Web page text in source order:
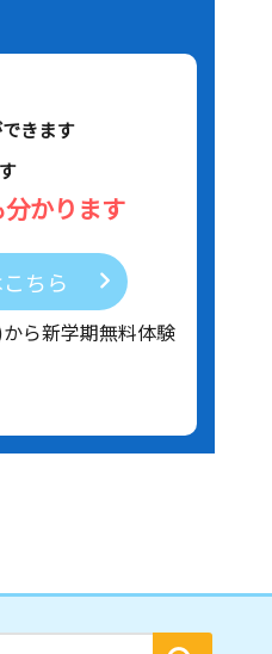
きます
かります
ちら
ら新学期無料体験